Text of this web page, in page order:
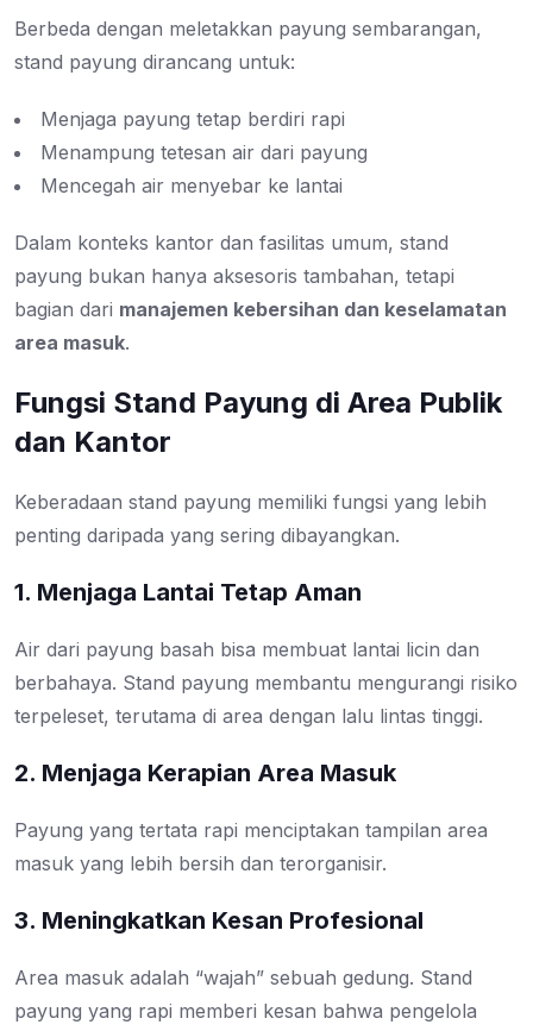
Berbeda dengan meletakkan payung sembarangan,
stand payung dirancang untuk:
Menjaga payung tetap berdiri rapi
Menampung tetesan air dari payung
Mencegah air menyebar ke lantai
Dalam konteks kantor dan fasilitas umum, stand
payung bukan hanya aksesoris tambahan, tetapi
bagian dari manajemen kebersihan dan keselamatan
area masuk.
Fungsi Stand Payung di Area Publik
dan Kantor
Keberadaan stand payung memiliki fungsi yang lebih
penting daripada yang sering dibayangkan.
1. Menjaga Lantai Tetap Aman
Air dari payung basah bisa membuat lantai licin dan
berbahaya. Stand payung membantu mengurangi risiko
terpeleset, terutama di area dengan lalu lintas tinggi.
2. Menjaga Kerapian Area Masuk
Payung yang tertata rapi menciptakan tampilan area
masuk yang lebih bersih dan terorganisir.
3. Meningkatkan Kesan Profesional
Area masuk adalah “wajah” sebuah gedung. Stand
payung yang rapi memberi kesan bahwa pengelola